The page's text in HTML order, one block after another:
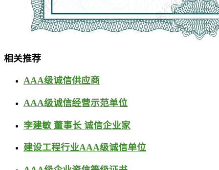
相关推荐
AAA级诚信供应商
AAA级诚信经营示范单位
李建敏 董事长 诚信企业家
建设工程行业AAA级诚信单位